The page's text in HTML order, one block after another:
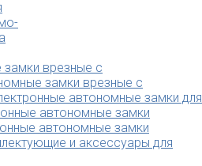
врезные с
замки врезные с
автономные замки для
автономные замки
автономные замки
и аксессуары для